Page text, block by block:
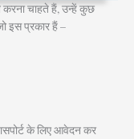
चाहते हैं, उन्हें कुछ
इस प्रकार हैं –
के लिए आवेदन कर